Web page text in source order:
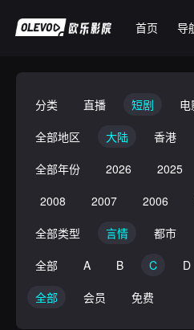
首页 导
分类 直播 短剧 电
全部地区
大陆 香港
全部年份
2026 2025
2008
2007 2006
全部类型
言情 都市
全部
A B C D
全部
会员 免费